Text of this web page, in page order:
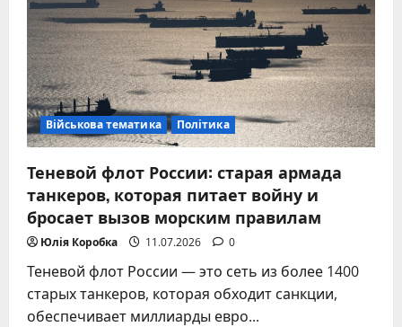
участии
Европы
Військова тематика Політика
Теневой флот России: старая армада
танкеров, которая питает войну и
бросает вызов морским правилам
Юлія Коробка 11.07.2026 0
Теневой флот России — это сеть из более 1400
старых танкеров, которая обходит санкции,
обеспечивает миллиарды евро...